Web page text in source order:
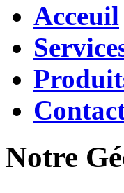
Acceuil
Notre